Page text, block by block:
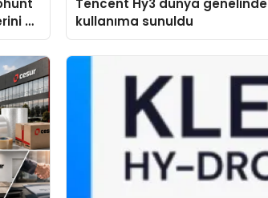
ve
kullanıma sunuldu